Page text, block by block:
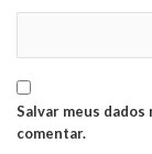
Salvar meus
comentar.